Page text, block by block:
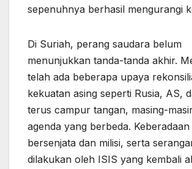
sepenuhnya berhasil mengurangi
Di Suriah, perang saudara belum
menunjukkan tanda-tanda akhir.
telah ada beberapa upaya
kekuatan asing seperti Rusia, AS,
terus campur tangan, masing-
agenda yang berbeda.
bersenjata dan milisi, serta
dilakukan oleh ISIS yang kembali